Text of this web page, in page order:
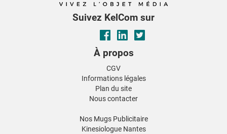
Suivez KelCom sur
À propos
CGV
Informations légales
Plan du site
Nous contacter
Nos Mugs Publicitaire
Kinesiologue Nantes